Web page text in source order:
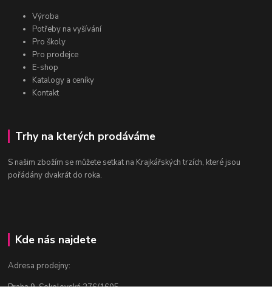
Výroba
Potřeby na vyšívání
Pro školy
Pro prodejce
E-shop
Katalogy a ceníky
Kontakt
Trhy na kterých prodáváme
S našim zbožím se můžete setkat na Krajkářských trzích, které jsou
pořádány dvakrát do roka.
Kde nás najdete
Adresa prodejny:
Praha 9, Sokolovská 276/1605